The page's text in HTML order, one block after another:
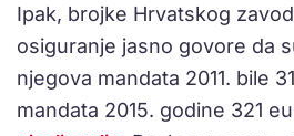
Ipak, brojke Hrvatskog
osiguranje jasno govore da
njegova mandata 2011. bile
mandata 2015. godine 321